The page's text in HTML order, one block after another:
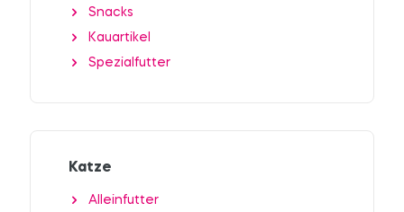
Snacks
Kauartikel
Spezialfutter
Katze
Alleinfutter